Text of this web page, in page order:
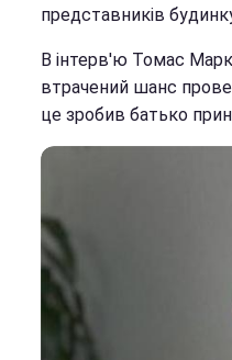
представників
В інтерв'ю Томас
втрачений шанс
це зробив батько